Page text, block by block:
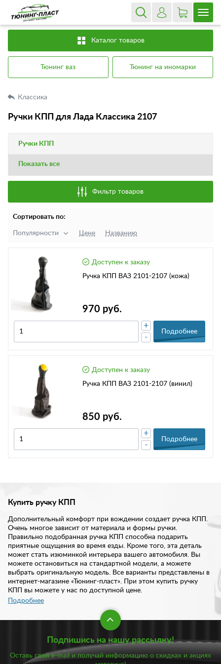
Каталог товаров
Тюнинг ваз Тюнинг на иномарки
Классика
Ручки КПП для Лада Классика 2107
Ручки КПП
Показать все
Фильтр товаров
Сортировать по:
Популярности Цене Названию
Доступен к заказу
Ручка КПП ВАЗ 2101-2107 (кожа)
970 руб.
-
+
Подробнее
Доступен к заказу
Ручка КПП ВАЗ 2101-2107 (винил)
850 руб.
-
+
Подробнее
Купить ручку КПП
Дополнительный комфорт при вождении создает ручка КПП.
Очень многое зависит от материала и формы ручки.
Правильно подобранная ручка КПП способна подарить
приятные ощущения во время езды. Кроме того, эта деталь
может стать изюминкой интерьера вашего автомобиля. Вы
можете остановиться на стандартной модели, а можете
выбрать оригинальную модель. Все варианты представлены в
интернет-магазине «Тюнинг-пласт». При этом купить ручку
КПП вы можете у нас по доступной цене.
В нашем ассортименте предложено несколько вариантов
ручек коробки передач, изготовленных из таких материалов
Натуральная кожа;
Подробнее
Подпишись на нашу рассылку!
Оставь свой e-mail и получай информацию о скидках и акциях